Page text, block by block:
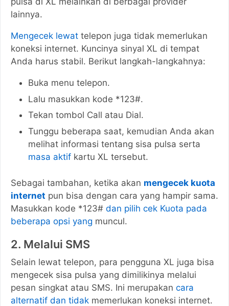
lainnya.
Mengecek lewat telepon juga tidak memerlukan
koneksi internet. Kuncinya sinyal XL di tempat
Anda harus stabil. Berikut langkah-langkahnya:
Buka menu telepon.
Lalu masukkan kode *123#.
Tekan tombol Call atau Dial.
Tunggu beberapa saat, kemudian Anda akan
melihat informasi tentang sisa pulsa serta
masa aktif kartu XL tersebut.
Sebagai tambahan, ketika akan mengecek kuota
internet pun bisa dengan cara yang hampir sama.
Masukkan kode *123# dan pilih cek Kuota pada
beberapa opsi yang muncul.
2. Melalui SMS
Selain lewat telepon, para pengguna XL juga bisa
mengecek sisa pulsa yang dimilikinya melalui
pesan singkat atau SMS. Ini merupakan cara
alternatif dan tidak memerlukan koneksi internet.